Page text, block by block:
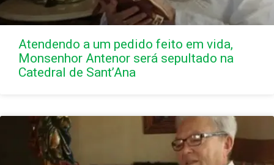
Atendendo a um pedido feito em vida,
Monsenhor Antenor será sepultado na
Catedral de Sant’Ana